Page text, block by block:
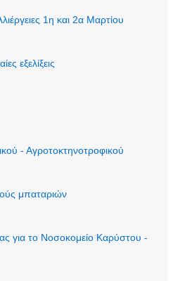
1η και 2α Μαρτίου
εξελίξεις
- Αγροτοκτηνοτροφικού
μπαταριών
για το Νοσοκομείο Καρύστου -